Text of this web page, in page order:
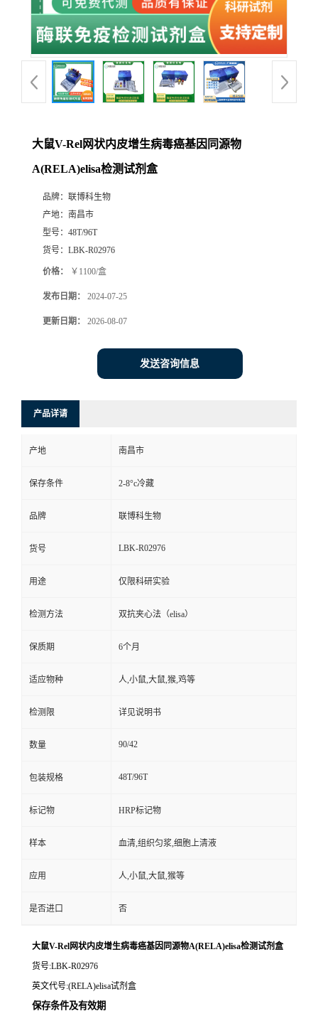
大鼠V-Rel网状内皮增生病毒癌基因同源物
A(RELA)elisa检测试剂盒
品牌： 联博科生物
产地： 南昌市
型号： 48T/96T
货号： LBK-R02976
价格： ￥1100/盒
发布日期： 2024-07-25
更新日期： 2026-08-07
发送咨询信息
产品详请
产地 南昌市
保存条件 2-8°c冷藏
品牌 联博科生物
货号 LBK-R02976
用途 仅限科研实验
检测方法 双抗夹心法（elisa）
保质期 6个月
适应物种 人,小鼠,大鼠,猴,鸡等
检测限 详见说明书
数量 90/42
包装规格 48T/96T
标记物 HRP标记物
样本 血清,组织匀浆,细胞上清液
应用 人,小鼠,大鼠,猴等
是否进口 否
大鼠V-Rel网状内皮增生病毒癌基因同源物A(RELA)elisa检测试剂盒
货号:LBK-R02976
英文代号:(RELA)elisa试剂盒
保存条件及有效期